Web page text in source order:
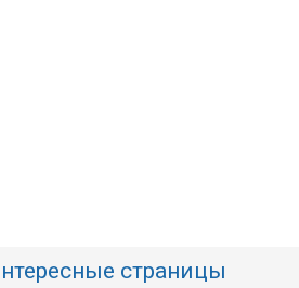
страницы